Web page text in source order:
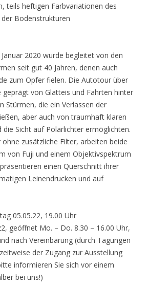
teils heftigen Farbvariationen des
der Bodenstrukturen
2020 wurde begleitet von den
seit gut 40 Jahren, denen auch
zum Opfer fielen. Die Autotour über
geprägt von Glatteis und Fahrten hinter
Stürmen, die ein Verlassen der
aber auch von traumhaft klaren
die Sicht auf Polarlichter ermöglichten.
zusätzliche Filter, arbeiten beide
von Fuji und einem Objektivspektrum
einen Querschnitt ihrer
Leinendrucken und auf
05.05.22, 19.00 Uhr
geöffnet Mo. – Do. 8.30 – 16.00 Uhr,
nach Vereinbarung (durch Tagungen
der Zugang zur Ausstellung
informieren Sie sich vor einem
bei uns!)